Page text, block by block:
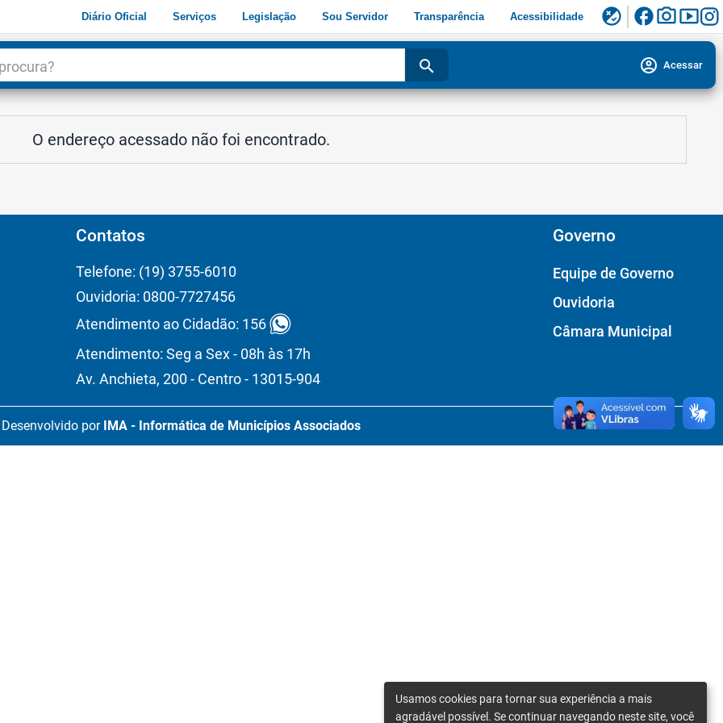
Diário Oficial Serviços Legislação Sou Servidor Transparência Acessibilidade flaky facebookphoto_camerasmart_display
search account_circle Acessar
O endereço acessado não foi encontrado.
Contatos
Telefone: (19) 3755-6010
Ouvidoria: 0800-7727456
Atendimento ao Cidadão: 156
Atendimento: Seg a Sex - 08h às 17h
Av. Anchieta, 200 - Centro - 13015-904
Governo
Equipe de Governo
Ouvidoria
Câmara Municipal
Desenvolvido por IMA - Informática de Municípios Associados
Usamos cookies para tornar sua experiência a mais
agradável possível. Se continuar navegando neste site, você